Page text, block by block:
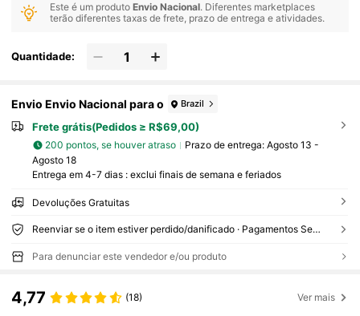
Este é um produtoEnvio Nacional. Diferentes marketplaces
terão diferentes taxas de frete, prazo de entrega e atividades.
Quantidade:
Envio Envio Nacional para o Brazil
Frete grátis(Pedidos ≥ R$69,00)
200 pontos, se houver atraso Prazo de entrega: Agosto 13 -
Agosto 18
Entrega em 4-7 dias : exclui finais de semana e feriados
Devoluções Gratuitas
Reenviar se o item estiver perdido/danificado · Pagamentos Seguros · Proteção de privacidade
Para denunciar este vendedor e/ou produto
4,77 (18) Ver mais